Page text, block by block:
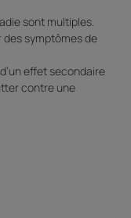
sont multiples.
symptômes de
effet secondaire
contre une